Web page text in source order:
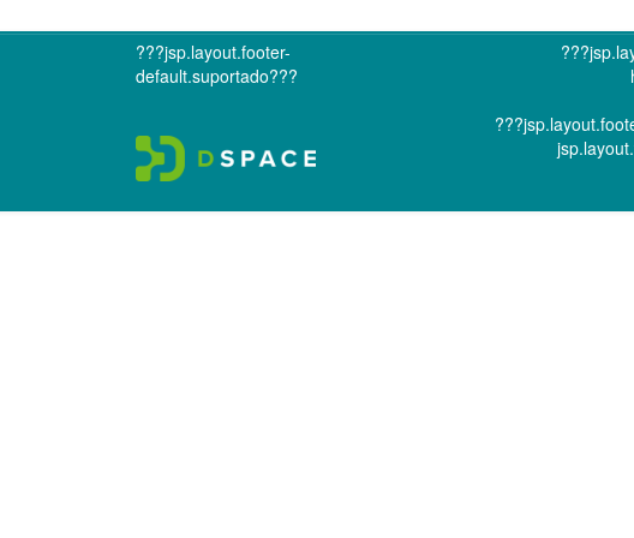
???jsp.layout.footer-
default.suportado???